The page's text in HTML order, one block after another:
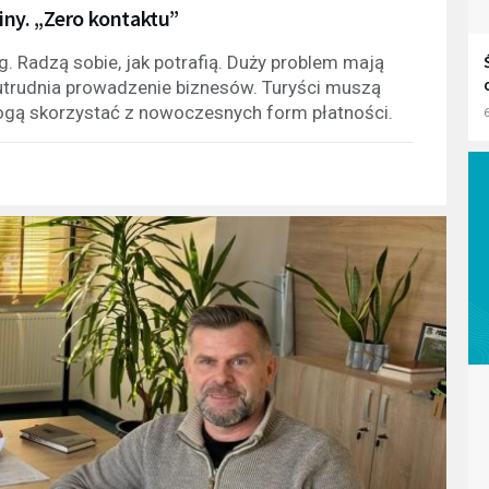
„Zero kontaktu”
Radzą sobie, jak potrafią. Duży problem mają
prowadzenie biznesów. Turyści muszą
skorzystać z nowoczesnych form płatności.